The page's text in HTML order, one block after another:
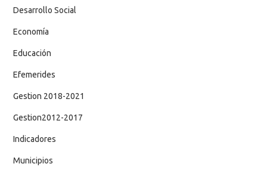
Desarrollo Social
Economía
Educación
Efemerides
Gestion 2018-2021
Gestion2012-2017
Indicadores
Municipios